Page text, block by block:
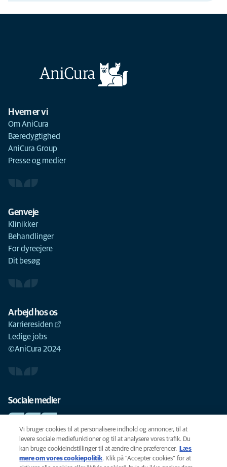
Hvem er vi
Om AniCura
Bæredygtighed
AniCura Group
Presse og medier
Genveje
Klinikker
Behandlinger
For dyreejere
Dit besøg
Arbejd hos os
Karrieresiden
Ledige jobs
©AniCura 2024
Sociale medier
Cookie-politik
Vi bruger cookies til at personalisere indhold og annoncer, til at
levere sociale mediefunktioner og til at analysere vores trafik. Du
kan bruge cookieindstillinger til at ændre dine præferencer.
Læs
mere om vores cookiepolitik(opens in a new tab)
. Klik på "Accepter cookies" for at